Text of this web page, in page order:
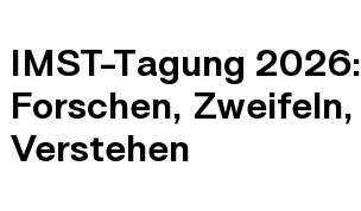
IMST-Tagung 2026:
Forschen, Zweifeln,
Verstehen